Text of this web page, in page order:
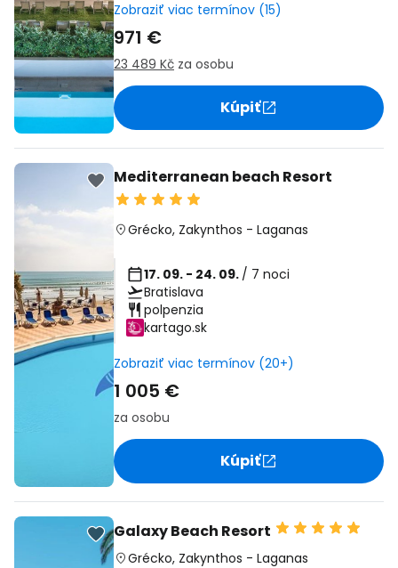
Zobraziť viac termínov (15)
971 €
23 489 Kč za osobu
Kúpiť
Mediterranean beach Resort
Grécko, Zakynthos - Laganas
17. 09. - 24. 09. / 7 noci
Bratislava
polpenzia
kartago.sk
Zobraziť viac termínov (20+)
1 005 €
za osobu
Kúpiť
Galaxy Beach Resort
Grécko, Zakynthos - Laganas